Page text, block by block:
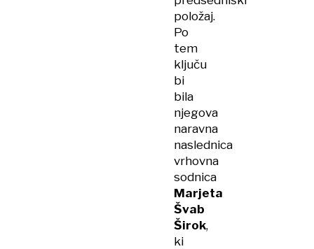
položaj.
Po
tem
ključu
bi
bila
njegova
naravna
naslednica
vrhovna
sodnica
Marjeta
Švab
Širok,
ki